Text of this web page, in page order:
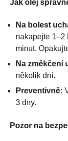
Jak olej
Na bolest
nakapejte 1–2
minut.
Na změkčení
několik dní.
Preventivně:
3 dny.
Pozor na